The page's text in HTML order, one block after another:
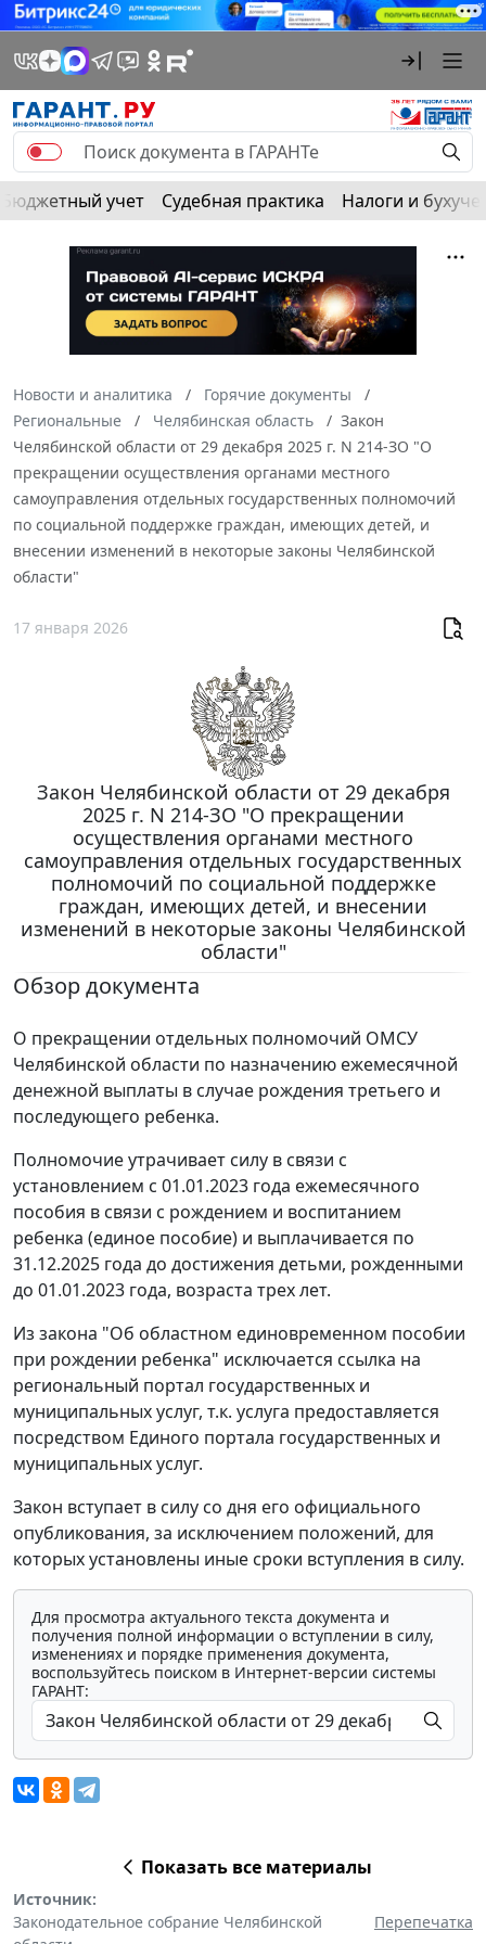
Бюджетный учет Судебная практика Налоги и
Новости и аналитика
Горячие документы
Региональные
Челябинская область
Закон
Челябинской области от 29 декабря 2025 г. N 214-ЗО "О
прекращении осуществления органами местного
самоуправления отдельных государственных полномочий
по социальной поддержке граждан, имеющих детей, и
внесении изменений в некоторые законы Челябинской
области"
17 января 2026
Закон Челябинской области от 29 декабря
2025 г. N 214-ЗО "О прекращении
осуществления органами местного
самоуправления отдельных государственных
полномочий по социальной поддержке
граждан, имеющих детей, и внесении
изменений в некоторые законы Челябинской
области"
Обзор документа
О прекращении отдельных полномочий ОМСУ
Челябинской области по назначению ежемесячной
денежной выплаты в случае рождения третьего и
последующего ребенка.
Полномочие утрачивает силу в связи с
установлением с 01.01.2023 года ежемесячного
пособия в связи с рождением и воспитанием
ребенка (единое пособие) и выплачивается по
31.12.2025 года до достижения детьми, рожденными
до 01.01.2023 года, возраста трех лет.
Из закона "Об областном единовременном пособии
при рождении ребенка" исключается ссылка на
региональный портал государственных и
муниципальных услуг, т.к. услуга предоставляется
посредством Единого портала государственных и
муниципальных услуг.
Закон вступает в силу со дня его официального
опубликования, за исключением положений, для
которых установлены иные сроки вступления в силу.
Для просмотра актуального текста документа и
получения полной информации о вступлении в силу,
изменениях и порядке применения документа,
воспользуйтесь поиском в Интернет-версии системы
ГАРАНТ:
Показать все материалы
Источник:
Законодательное собрание Челябинской
Перепечатка